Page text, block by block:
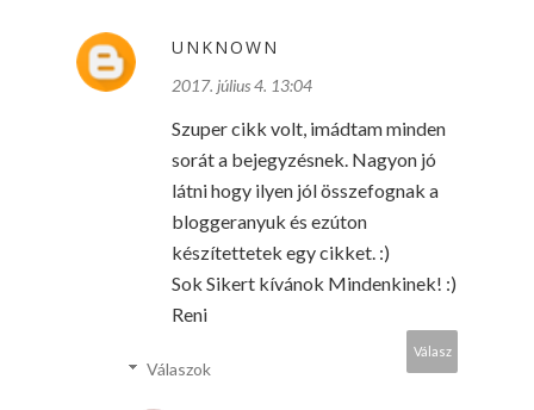
UNKNOWN
2017. július 4. 13:04
Szuper cikk volt, imádtam minden
sorát a bejegyzésnek. Nagyon jó
látni hogy ilyen jól összefognak a
bloggeranyuk és ezúton
készítettetek egy cikket. :)
Sok Sikert kívánok Mindenkinek! :)
Reni
Válasz
Válaszok